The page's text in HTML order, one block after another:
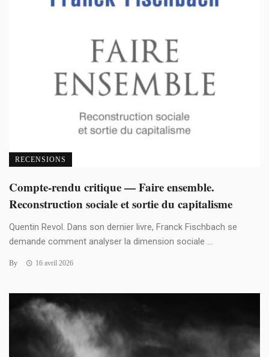
RECENSIONS
Compte-rendu critique — Faire ensemble.
Reconstruction sociale et sortie du capitalisme
Quentin Revol. Dans son dernier livre, Franck Fischbach se
demande comment analyser la dimension sociale ...
By 16 avril 2026